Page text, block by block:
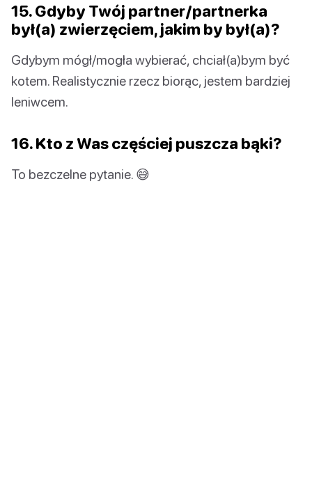
15. Gdyby Twój partner/partnerka
był(a) zwierzęciem, jakim by był(a)?
Gdybym mógł/mogła wybierać, chciał(a)bym być
kotem. Realistycznie rzecz biorąc, jestem bardziej
leniwcem.
16. Kto z Was częściej puszcza bąki?
To bezczelne pytanie. 😅